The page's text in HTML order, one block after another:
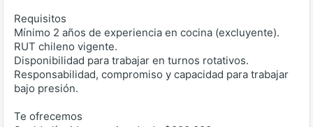
Requisitos
Mínimo 2 años de experiencia en cocina (excluyente).
RUT chileno vigente.
Disponibilidad para trabajar en turnos rotativos.
Responsabilidad, compromiso y capacidad para trabajar
bajo presión.
Te ofrecemos